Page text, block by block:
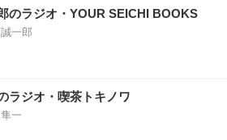
のラジオ・YOUR SEICHI BOOKS
一郎
ラジオ・喫茶トキノワ
一